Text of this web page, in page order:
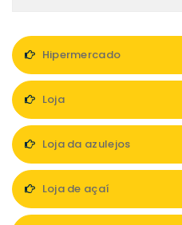
Hipermercado
Loja
Loja da azulejos
Loja de açaí